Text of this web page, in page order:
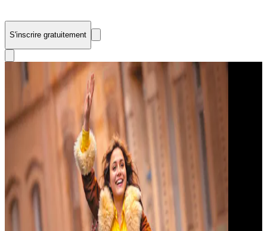
S'inscrire gratuitement